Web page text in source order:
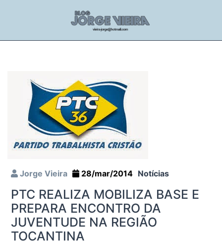
Jorge Vieira 28/mar/2014 Notícias
PTC REALIZA MOBILIZA BASE E
PREPARA ENCONTRO DA
JUVENTUDE NA REGIÃO
TOCANTINA